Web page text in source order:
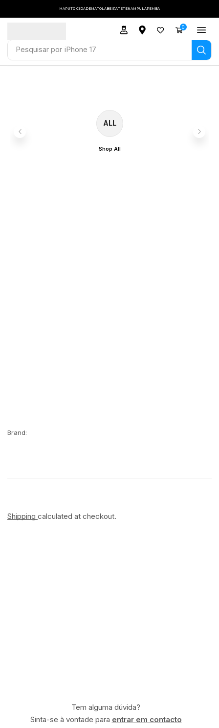
MAPUTO CIDADEMATOLABEIRATETENAMPULAPEMBA
Pesquisar por iPhone 17
0
ALL
Shop All
Brand:
Shipping calculated at checkout.
Tem alguma dúvida?
Sinta-se à vontade para entrar em contacto